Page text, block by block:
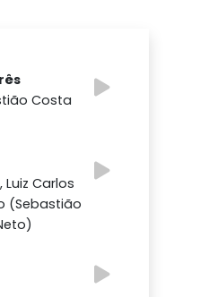
Costa
Carlos
(Sebastião